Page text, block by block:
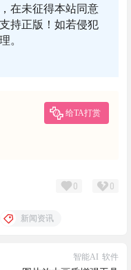
在未征得本站同意
持正版！如若侵犯
。
给TA打赏
0 0
新闻资讯
智能AI 软件